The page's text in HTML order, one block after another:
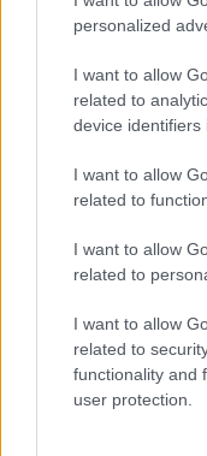
personalized
I want to allow
related to
device identifiers
I want to allow
related to
I want to allow
related to
I want to allow
related to
functionality and
user protection.
To πιο ακριβό
πωλούνται κάθε
2.000
Γερμανία.Η
Γερμανικής